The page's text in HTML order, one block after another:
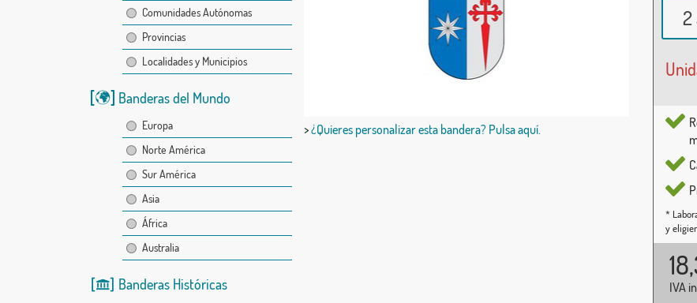
Comunidades Autónomas
Provincias
Localidades y Municipios
Banderas del Mundo
Europa
Norte América
Sur América
Asia
África
Australia
Banderas Históricas
>¿Quieres personalizar esta bandera? Pulsa aquí.
2
*
y
IVA